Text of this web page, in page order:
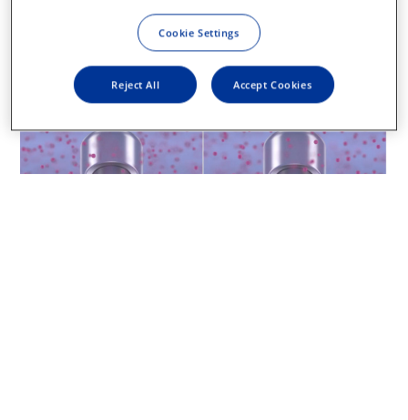
Der kontinuierlich geöffnete Port des dual-
pneumatischen Antriebs mit 20.000 SPM
optimiert die Vitreus-Flussrate.6,7*
Cookie Settings
Reject All Accept Cookies